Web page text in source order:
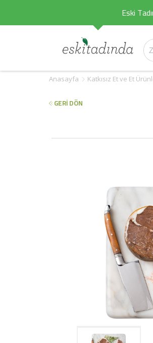
Eski
Anasayfa Katkısız Et ve Et
GERİ DÖN